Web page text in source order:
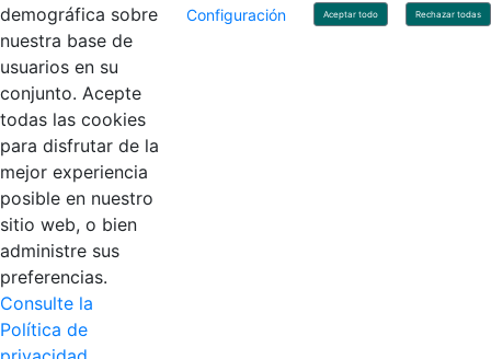
Correo de notificaciones judiciales:
notificacionjudicial@contaduria.gov.co
Correo de Asuntos disciplinarios:
asuntosdisciplinarios@contaduria.gov.co
Línea Anticorrupción: +57(601) 492 64 00 Ext. 4
Política de privacidad y protección de datos personales
Política de derechos de autor
Términos y condiciones de uso
© Copyright 2026 - Todos los derechos reservados
Gobierno de Colombia
demográfica sobre
nuestra base de
usuarios en su
conjunto. Acepte
todas las cookies
para disfrutar de la
mejor experiencia
posible en nuestro
sitio web, o bien
administre sus
preferencias.
Consulte la
Política de
Configuración Aceptar todo Rechazar todas